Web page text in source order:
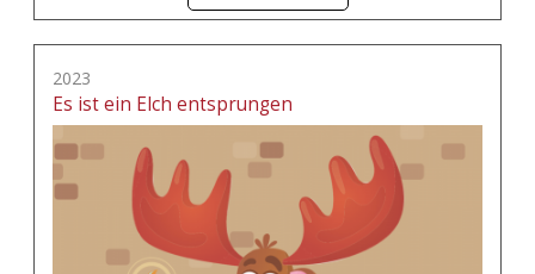
2023
Es ist ein Elch entsprungen